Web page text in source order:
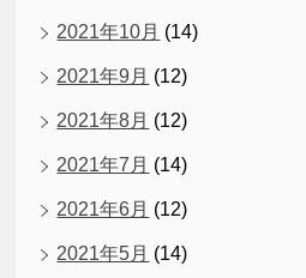
2021年10月 (14)
2021年9月 (12)
2021年8月 (12)
2021年7月 (14)
2021年6月 (12)
2021年5月 (14)